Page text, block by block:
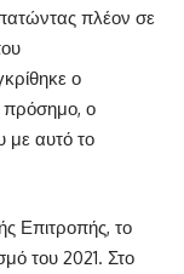
πλέον σε
ο
πρόσημο, ο
με αυτό το
Επιτροπής, το
του 2021. Στο